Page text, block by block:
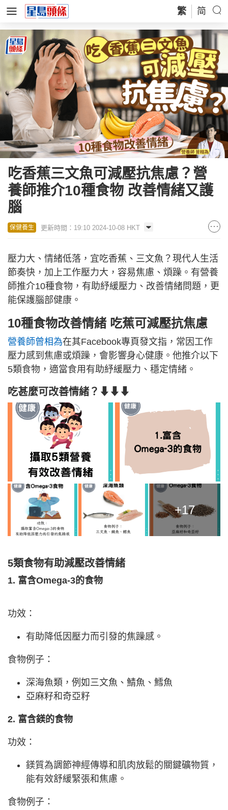
繁 简
吃香蕉三文魚可減壓抗焦慮？營
養師推介10種食物 改善情緒又護
腦
保健養生 更新時間：19:10 2024-10-08 HKT
壓力大、情緒低落，宜吃香蕉、三文魚？現代人生活
節奏快，加上工作壓力大，容易焦慮、煩躁。有營養
師推介10種食物，有助紓緩壓力、改善情緒問題，更
能保護腦部健康。
10種食物改善情緒 吃蕉可減壓抗焦慮
營養師曾相為在其Facebook專頁發文指，常因工作
壓力感到焦慮或煩躁，會影響身心健康。他推介以下
5類食物，適當食用有助紓緩壓力、穩定情緒。
吃甚麼可改善情緒？⬇⬇⬇
+17
5類食物有助減壓改善情緒
1. 富含Omega-3的食物
功效：
有助降低因壓力而引發的焦躁感。
食物例子：
深海魚類，例如三文魚、鯖魚、鱈魚
亞麻籽和奇亞籽
2. 富含鎂的食物
功效：
鎂質為調節神經傳導和肌肉放鬆的關鍵礦物質，
能有效舒緩緊張和焦慮。
食物例子：